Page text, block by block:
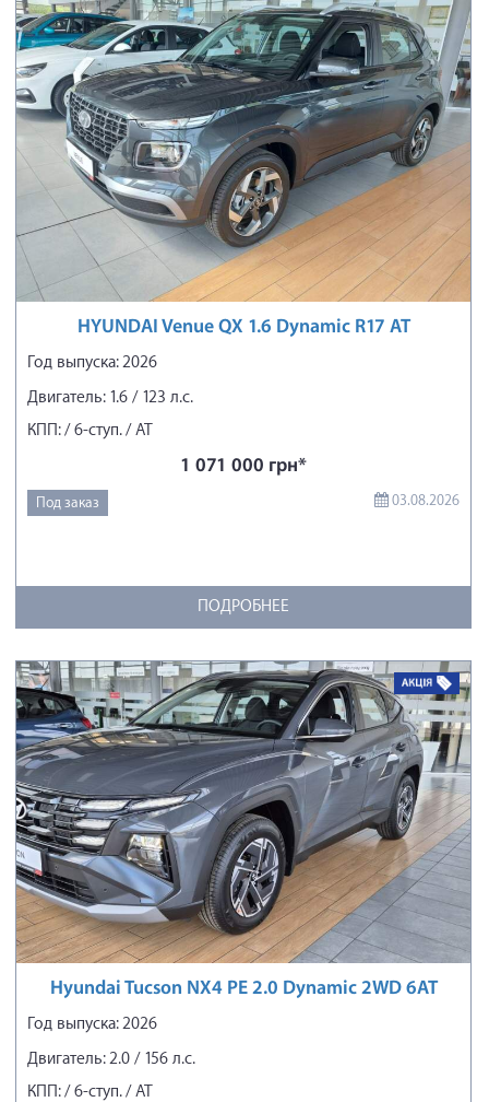
HYUNDAI Venue QX 1.6 Dynamic R17 AT
Год выпуска: 2026
Двигатель: 1.6 / 123 л.с.
КПП: / 6-ступ. / АТ
1 071 000 грн*
Под заказ 03.08.2026
ПОДРОБНЕЕ
Hyundai Tucson NX4 PE 2.0 Dynamic 2WD 6AT
Год выпуска: 2026
Двигатель: 2.0 / 156 л.с.
КПП: / 6-ступ. / АТ